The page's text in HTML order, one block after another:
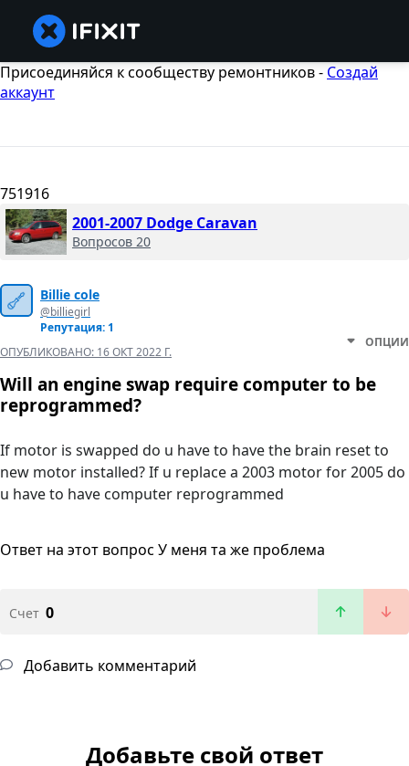
Присоединяйся к сообществу ремонтников - Создай
аккаунт
751916
2001-2007 Dodge Caravan
Вопросов 20
Billie cole
@billiegirl
Репутация: 1
ОПУБЛИКОВАНО: 16 ОКТ 2022 Г.
ОПЦИИ
Will an engine swap require computer to be
reprogrammed?
If motor is swapped do u have to have the brain reset to
new motor installed? If u replace a 2003 motor for 2005 do
u have to have computer reprogrammed
Ответ на этот вопрос У меня та же проблема
Счет 0
Добавить комментарий
Добавьте свой ответ